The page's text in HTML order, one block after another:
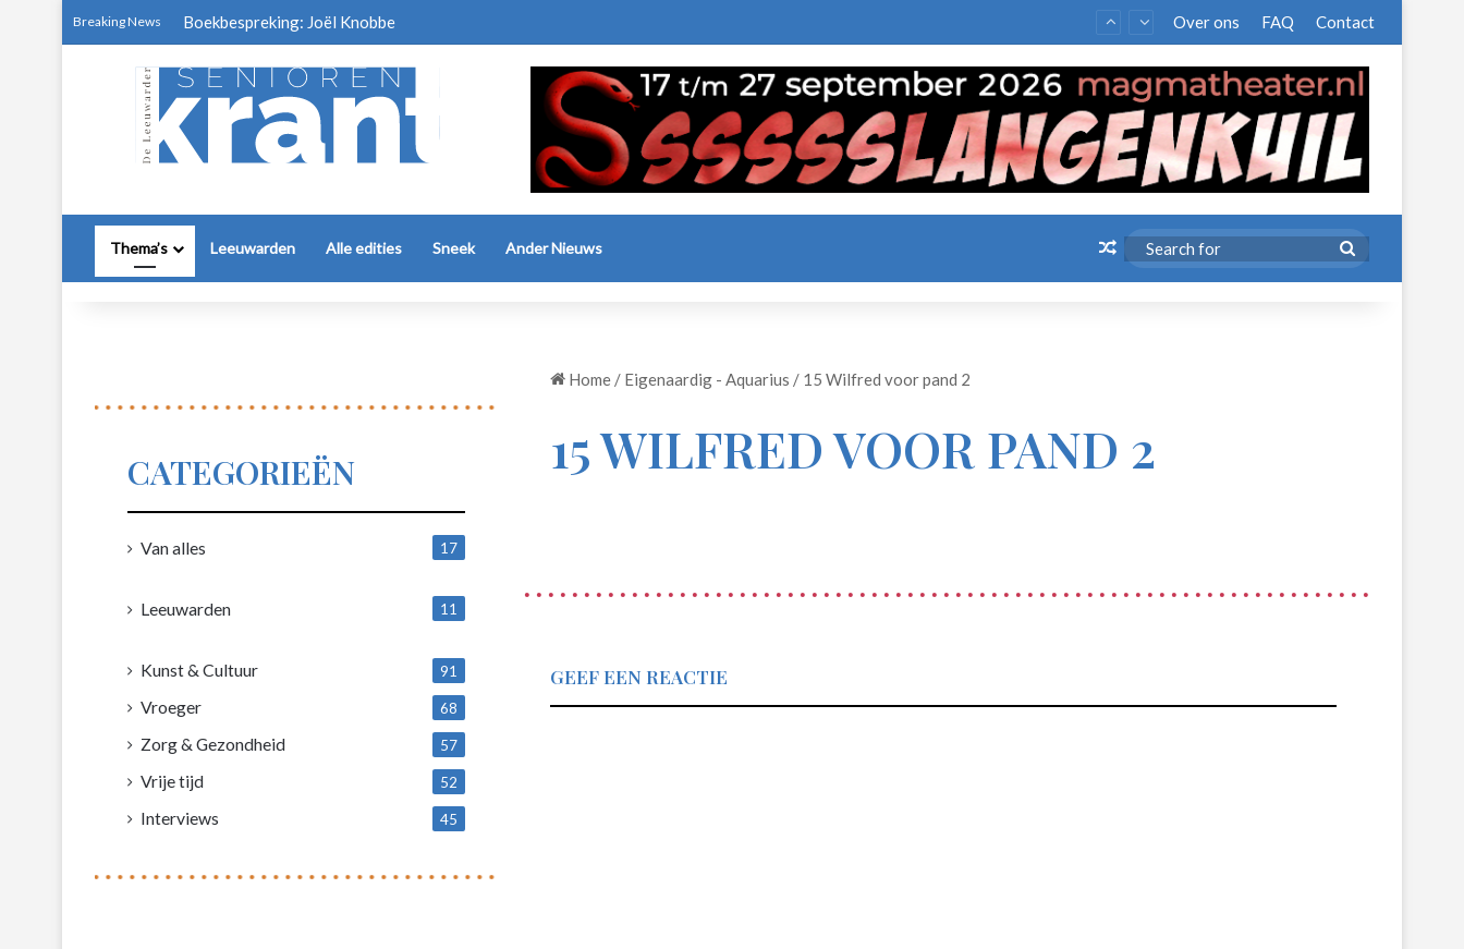
Breaking News Boekbespreking: Joël Knobbe Over ons FAQ Contact
Thema’s Leeuwarden Alle edities Sneek Ander Nieuws Random Article
for
Home / Eigenaardig - Aquarius / 15 Wilfred voor pand 2
15 WILFRED VOOR PAND 2
GEEF EEN REACTIE
CATEGORIEËN
Van alles
17
Leeuwarden
11
Kunst & Cultuur 91
Vroeger 68
Zorg & Gezondheid 57
Vrije tijd 52
Interviews 45